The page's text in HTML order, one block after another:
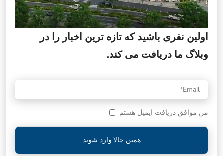
اولین نفری باشید که تازه ترین اخبار را در
وبلاگ ما دریافت می کند.
من موافق دریافت ایمیل هستم
همین حالا وارد شوید